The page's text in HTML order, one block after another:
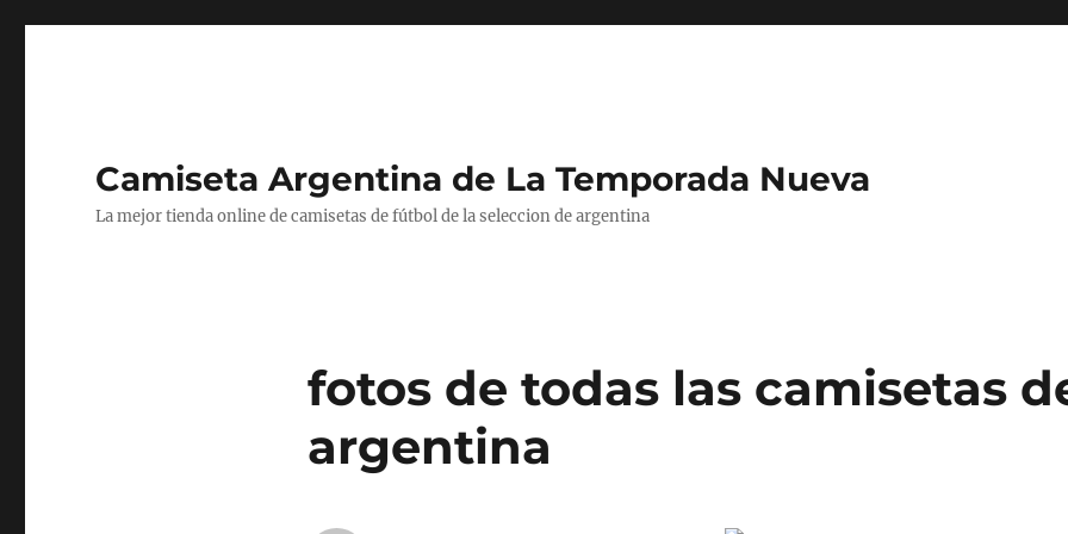
Camiseta Argentina de La Temporada Nueva
La mejor tienda online de camisetas de fútbol de la seleccion de argentina
fotos de todas las camisetas
argentina